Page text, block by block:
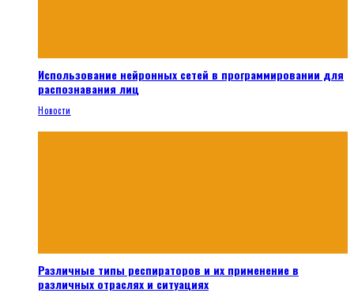
Использование нейронных сетей в программировании для
распознавания лиц
Новости
Различные типы респираторов и их применение в
различных отраслях и ситуациях